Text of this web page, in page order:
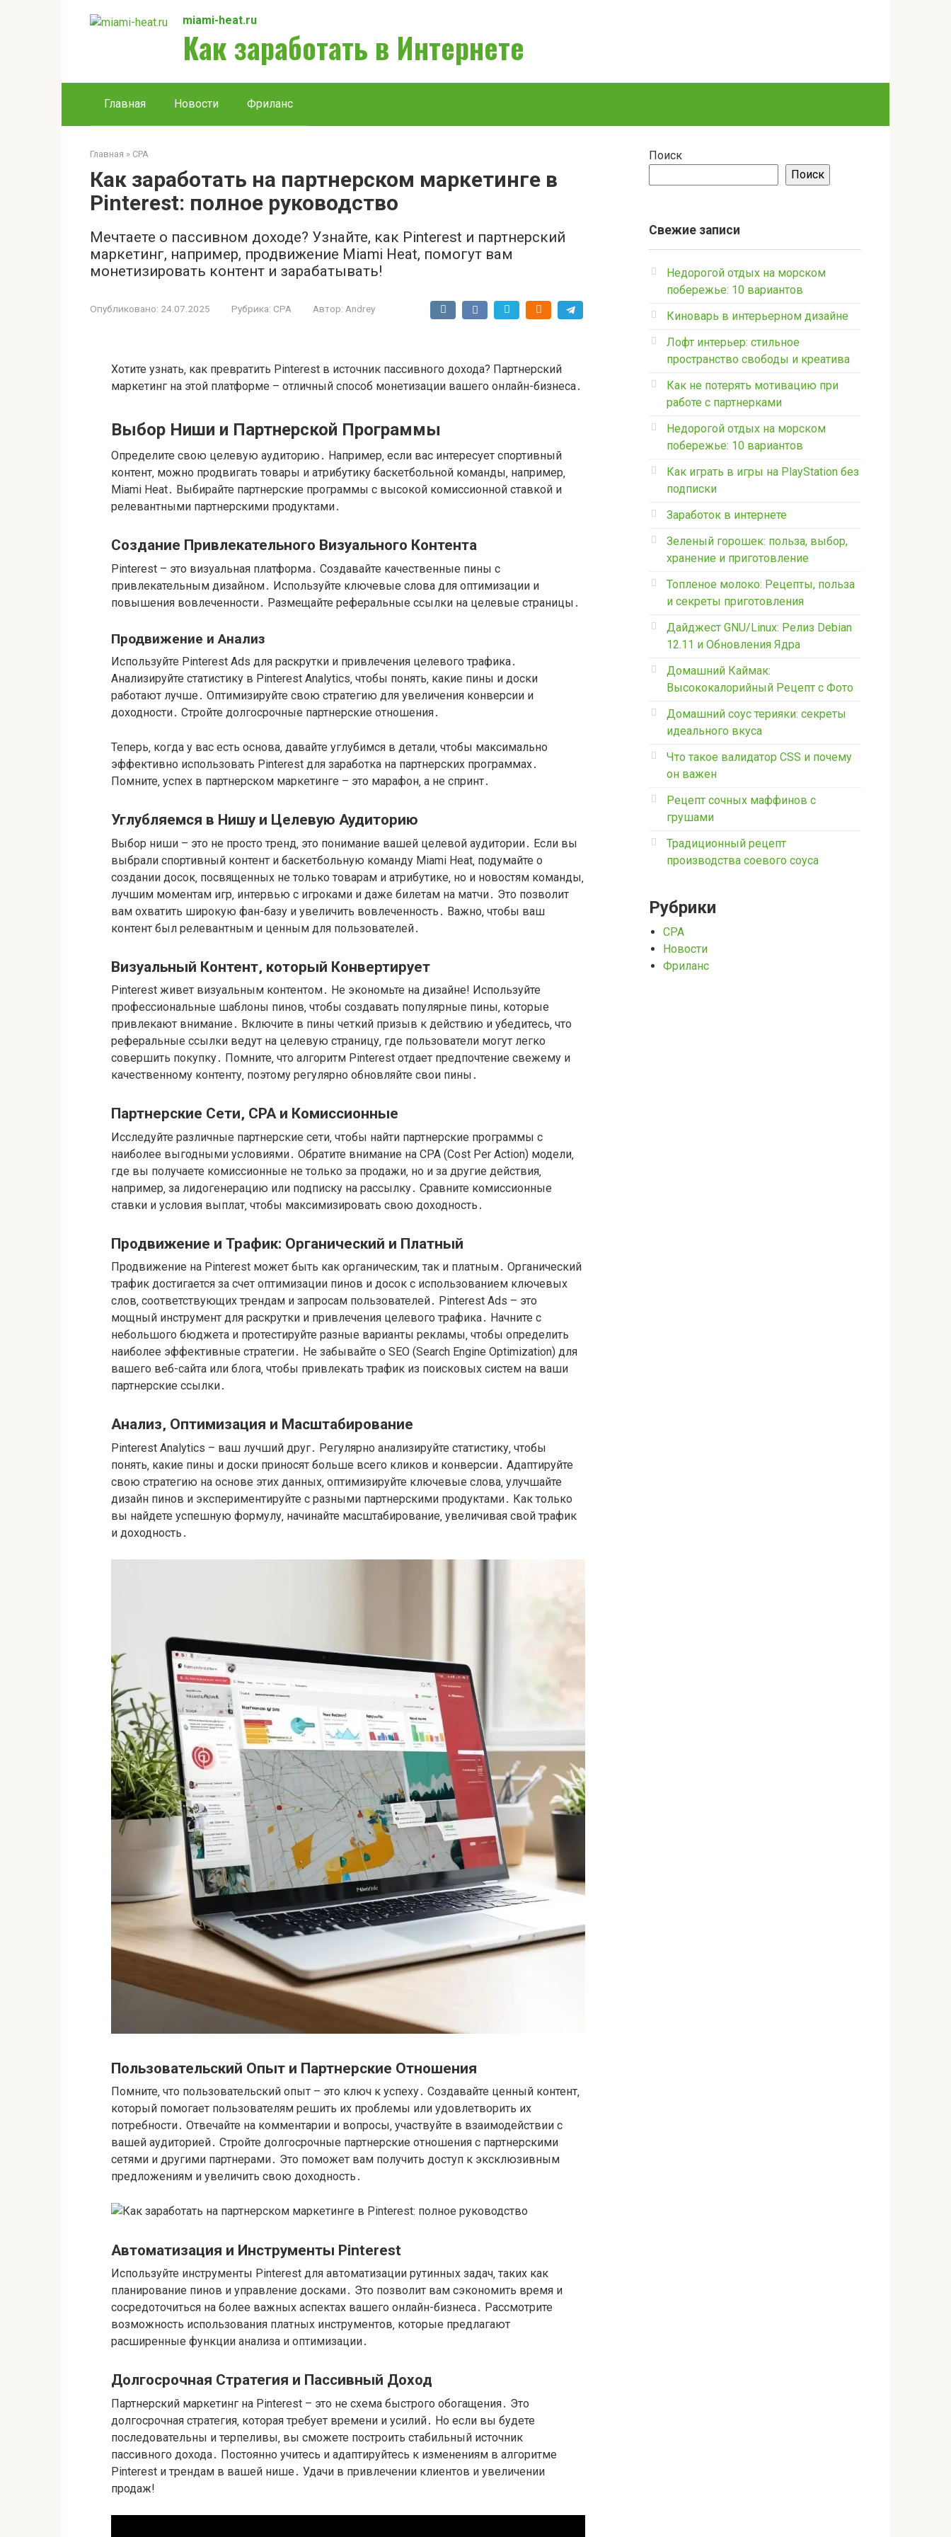
miami-heat.ru
Как заработать в Интернете
Главная Новости Фриланс
Главная » CPA
Как заработать на партнерском маркетинге в
Pinterest: полное руководство
Мечтаете о пассивном доходе? Узнайте, как Pinterest и партнерский
маркетинг, например, продвижение Miami Heat, помогут вам
монетизировать контент и зарабатывать!
Опубликовано: 24.07.2025 Рубрика: CPA Автор: Andrey
Хотите узнать‚ как превратить Pinterest в источник пассивного дохода? Партнерский
маркетинг на этой платформе – отличный способ монетизации вашего онлайн-бизнеса․
Выбор Ниши и Партнерской Программы
Определите свою целевую аудиторию․ Например‚ если вас интересует спортивный
контент‚ можно продвигать товары и атрибутику баскетбольной команды‚ например‚
Miami Heat․ Выбирайте партнерские программы с высокой комиссионной ставкой и
релевантными партнерскими продуктами․
Создание Привлекательного Визуального Контента
Pinterest – это визуальная платформа․ Создавайте качественные пины с
привлекательным дизайном․ Используйте ключевые слова для оптимизации и
повышения вовлеченности․ Размещайте реферальные ссылки на целевые страницы․
Продвижение и Анализ
Используйте Pinterest Ads для раскрутки и привлечения целевого трафика․
Анализируйте статистику в Pinterest Analytics‚ чтобы понять‚ какие пины и доски
работают лучше․ Оптимизируйте свою стратегию для увеличения конверсии и
доходности․ Стройте долгосрочные партнерские отношения․
Теперь‚ когда у вас есть основа‚ давайте углубимся в детали‚ чтобы максимально
эффективно использовать Pinterest для заработка на партнерских программах․
Помните‚ успех в партнерском маркетинге – это марафон‚ а не спринт․
Углубляемся в Нишу и Целевую Аудиторию
Выбор ниши – это не просто тренд‚ это понимание вашей целевой аудитории․ Если вы
выбрали спортивный контент и баскетбольную команду Miami Heat‚ подумайте о
создании досок‚ посвященных не только товарам и атрибутике‚ но и новостям команды‚
лучшим моментам игр‚ интервью с игроками и даже билетам на матчи․ Это позволит
вам охватить широкую фан-базу и увеличить вовлеченность․ Важно‚ чтобы ваш
контент был релевантным и ценным для пользователей․
Визуальный Контент‚ который Конвертирует
Pinterest живет визуальным контентом․ Не экономьте на дизайне! Используйте
профессиональные шаблоны пинов‚ чтобы создавать популярные пины‚ которые
привлекают внимание․ Включите в пины четкий призыв к действию и убедитесь‚ что
реферальные ссылки ведут на целевую страницу‚ где пользователи могут легко
совершить покупку․ Помните‚ что алгоритм Pinterest отдает предпочтение свежему и
качественному контенту‚ поэтому регулярно обновляйте свои пины․
Партнерские Сети‚ CPA и Комиссионные
Исследуйте различные партнерские сети‚ чтобы найти партнерские программы с
наиболее выгодными условиями․ Обратите внимание на CPA (Cost Per Action) модели‚
где вы получаете комиссионные не только за продажи‚ но и за другие действия‚
например‚ за лидогенерацию или подписку на рассылку․ Сравните комиссионные
ставки и условия выплат‚ чтобы максимизировать свою доходность․
Продвижение и Трафик: Органический и Платный
Продвижение на Pinterest может быть как органическим‚ так и платным․ Органический
трафик достигается за счет оптимизации пинов и досок с использованием ключевых
слов‚ соответствующих трендам и запросам пользователей․ Pinterest Ads – это
мощный инструмент для раскрутки и привлечения целевого трафика․ Начните с
небольшого бюджета и протестируйте разные варианты рекламы‚ чтобы определить
наиболее эффективные стратегии․ Не забывайте о SEO (Search Engine Optimization) для
вашего веб-сайта или блога‚ чтобы привлекать трафик из поисковых систем на ваши
партнерские ссылки․
Анализ‚ Оптимизация и Масштабирование
Pinterest Analytics – ваш лучший друг․ Регулярно анализируйте статистику‚ чтобы
понять‚ какие пины и доски приносят больше всего кликов и конверсии․ Адаптируйте
свою стратегию на основе этих данных‚ оптимизируйте ключевые слова‚ улучшайте
дизайн пинов и экспериментируйте с разными партнерскими продуктами․ Как только
вы найдете успешную формулу‚ начинайте масштабирование‚ увеличивая свой трафик
и доходность․
Пользовательский Опыт и Партнерские Отношения
Помните‚ что пользовательский опыт – это ключ к успеху․ Создавайте ценный контент‚
который помогает пользователям решить их проблемы или удовлетворить их
потребности․ Отвечайте на комментарии и вопросы‚ участвуйте в взаимодействии с
вашей аудиторией․ Стройте долгосрочные партнерские отношения с партнерскими
сетями и другими партнерами․ Это поможет вам получить доступ к эксклюзивным
предложениям и увеличить свою доходность․
Автоматизация и Инструменты Pinterest
Используйте инструменты Pinterest для автоматизации рутинных задач‚ таких как
планирование пинов и управление досками․ Это позволит вам сэкономить время и
сосредоточиться на более важных аспектах вашего онлайн-бизнеса․ Рассмотрите
возможность использования платных инструментов‚ которые предлагают
расширенные функции анализа и оптимизации․
Долгосрочная Стратегия и Пассивный Доход
Партнерский маркетинг на Pinterest – это не схема быстрого обогащения․ Это
долгосрочная стратегия‚ которая требует времени и усилий․ Но если вы будете
последовательны и терпеливы‚ вы сможете построить стабильный источник
пассивного дохода․ Постоянно учитесь и адаптируйтесь к изменениям в алгоритме
Pinterest и трендам в вашей нише․ Удачи в привлечении клиентов и увеличении
продаж!
Поиск
Поиск
Свежие записи
Недорогой отдых на морском
побережье: 10 вариантов
Киноварь в интерьерном дизайне
Лофт интерьер: стильное
пространство свободы и креатива
Как не потерять мотивацию при
работе с партнерками
Недорогой отдых на морском
побережье: 10 вариантов
Как играть в игры на PlayStation без
подписки
Заработок в интернете
Зеленый горошек: польза, выбор,
хранение и приготовление
Топленое молоко: Рецепты, польза
и секреты приготовления
Дайджест GNU/Linux: Релиз Debian
12.11 и Обновления Ядра
Домашний Каймак:
Высококалорийный Рецепт с Фото
Домашний соус терияки: секреты
идеального вкуса
Что такое валидатор CSS и почему
он важен
Рецепт сочных маффинов с
грушами
Традиционный рецепт
производства соевого соуса
Рубрики
CPA
Новости
Фриланс